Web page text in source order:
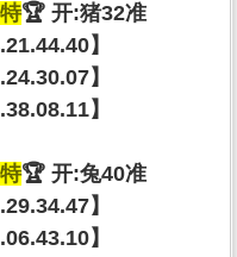
🏆 开:猪32准
】
】
】
🏆 开:兔40准
】
】